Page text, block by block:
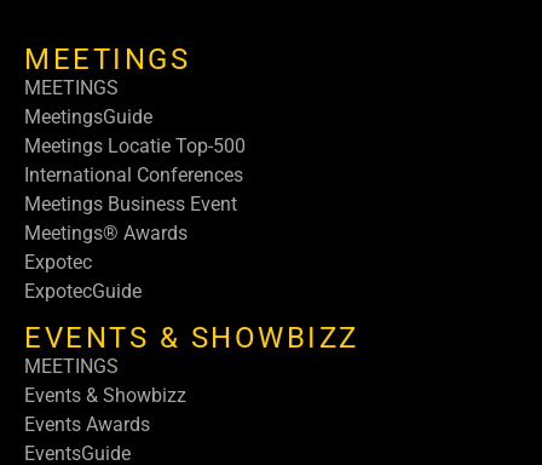
MEETINGS
MEETINGS
MeetingsGuide
Meetings Locatie Top-500
International Conferences
Meetings Business Event
Meetings® Awards
Expotec
ExpotecGuide
EVENTS & SHOWBIZZ
MEETINGS
Events & Showbizz
Events Awards
EventsGuide